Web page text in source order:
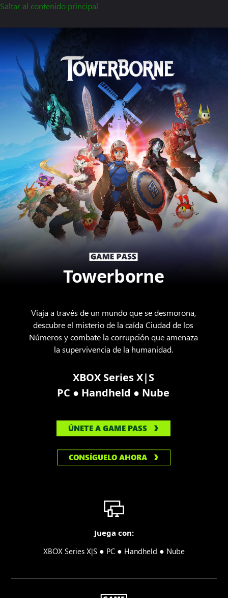
Saltar al contenido principal
Towerborne
Viaja a través de un mundo que se desmorona,
descubre el misterio de la caída Ciudad de los
Números y combate la corrupción que amenaza
la supervivencia de la humanidad.
XBOX Series X|S
PC ● Handheld ● Nube
ÚNETE A GAME PASS
CONSÍGUELO AHORA
Juega con:
XBOX Series X|S ● PC ● Handheld ● Nube